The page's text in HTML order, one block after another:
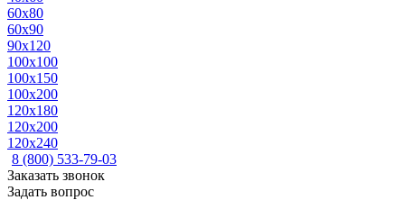
60x80
60x90
90x120
100x100
100x150
100x200
120x180
120x200
120x240
8 (800) 533-79-03
Заказать звонок
Задать вопрос